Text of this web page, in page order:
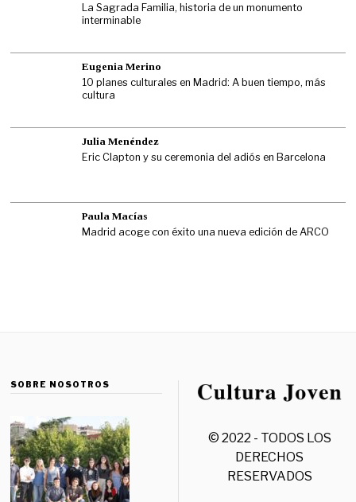
La Sagrada Familia, historia de un monumento
interminable
Eugenia Merino
10 planes culturales en Madrid: A buen tiempo, más
cultura
Julia Menéndez
Eric Clapton y su ceremonia del adiós en Barcelona
Paula Macías
Madrid acoge con éxito una nueva edición de ARCO
SOBRE NOSOTROS
© 2022 - TODOS LOS
DERECHOS
RESERVADOS